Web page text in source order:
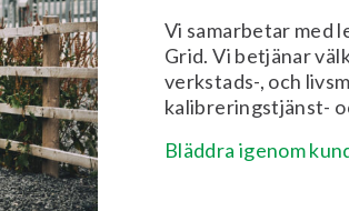
Vi samarbetar med
Grid. Vi betjänar
verkstads-, och
kalibreringstjänst-
Bläddra igenom